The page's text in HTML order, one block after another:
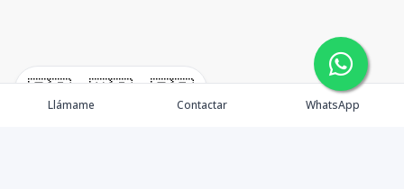
🇪🇸 🇺🇸 🇫🇷
Llámame Contactar WhatsApp